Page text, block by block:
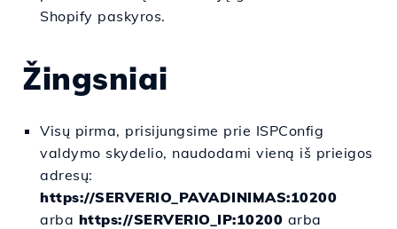
Shopify paskyros.
Žingsniai
Visų pirma, prisijungsime prie ISPConfig
valdymo skydelio, naudodami vieną iš prieigos
adresų:
https://SERVERIO_PAVADINIMAS:10200
arba https://SERVERIO_IP:10200 arba